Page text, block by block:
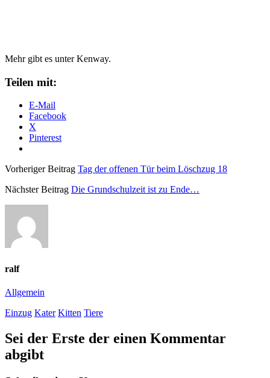
Mehr gibt es unter Kenway.
Teilen mit:
E-Mail
Facebook
X
Pinterest
Vorheriger Beitrag Tag der offenen Tür beim Löschzug 18
Nächster Beitrag Die Grundschulzeit ist zu Ende…
ralf
Allgemein
Einzug Kater Kitten Tiere
Sei der Erste der einen Kommentar
abgibt